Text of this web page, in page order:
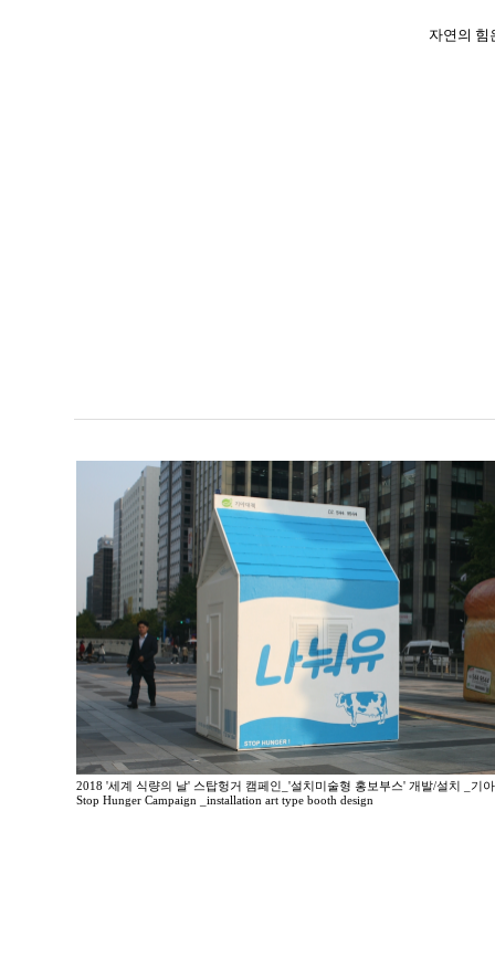
자연의 힘
2018 '세계 식량의 날' 스탑헝거 캠페인_'설치미술형 홍보부스' 개발/설치 _기
Stop Hunger Campaign _installation art type booth design